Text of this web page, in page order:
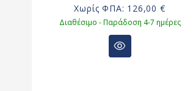
Χωρίς ΦΠΑ: 126,00 €
Διαθέσιμο - Παράδοση 4-7 ημέρες